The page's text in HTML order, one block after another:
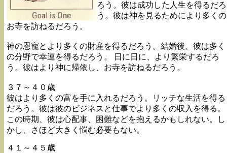
ろう。彼は成功した人生を得るだろ
う。彼は神を見るためにより多くの
お寺を訪ねるだろう。
神の恩寵とより多くの財産を得るだろう。結婚後、彼は多く
の分野で幸運を得るだろう。 日に日に、より繁栄するだろ
う。彼はより神に帰依し、お寺を訪ねるだろう。
３７～４０歳
彼はより多くの富を手に入れるだろう。リッチな生活を得る
だろう。彼は彼のビジネスと仕事でより多くの収入を得る。
この時期、彼は心配事、困難などを抱えるかもしれない。し
かし、さほど大きく悩む必要もない。
４１～４５歳